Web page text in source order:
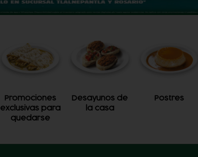
Promociones
exclusivas para
quedarse
Desayunos de
la casa
Postres